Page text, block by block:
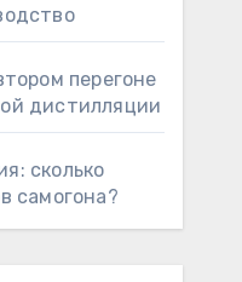
перегоне
дистилляции
сколько
самогона?